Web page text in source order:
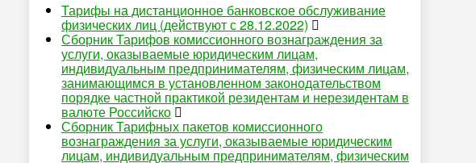
Тарифы на дистанционное банковское обслуживание
физических лиц (действуют с 28.12.2022)
Сборник Тарифов комиссионного вознаграждения за
услуги, оказываемые юридическим лицам,
индивидуальным предпринимателям, физическим лицам,
занимающимся в установленном законодательством
порядке частной практикой резидентам и нерезидентам в
валюте Российско
Сборник Тарифных пакетов комиссионного
вознаграждения за услуги, оказываемые юридическим
лицам, индивидуальным предпринимателям, физическим